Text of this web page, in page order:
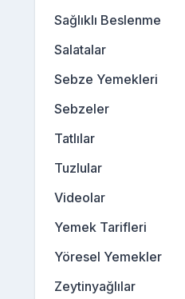
Sağlıklı Beslenme
Salatalar
Sebze Yemekleri
Sebzeler
Tatlılar
Tuzlular
Videolar
Yemek Tarifleri
Yöresel Yemekler
Zeytinyağlılar